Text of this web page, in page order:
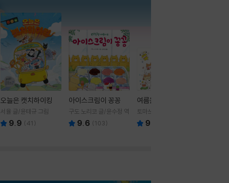
오늘은 캣치하이킹
서율 글/윤태규 그림
9.9 (41 )
아이스크림이 꽁꽁
구도 노리코 글/윤수정 역
9.6 (103)
여름을 부탁해
토마쓰리 글그림
9.8